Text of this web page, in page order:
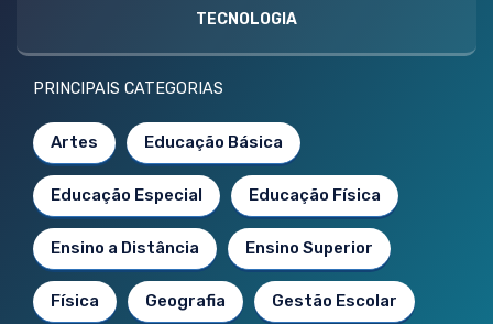
TECNOLOGIA
PRINCIPAIS CATEGORIAS
Artes Educação Básica
Educação Especial Educação Física
Ensino a Distância Ensino Superior
Física Geografia Gestão Escolar